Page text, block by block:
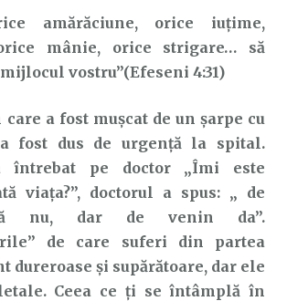
amărăciune, orice iuţime,
mânie, orice strigare… să
vostru”(Efeseni 4:31)
a fost mușcat de un șarpe cu
fost dus de urgență la spital.
întrebat pe doctor „Îmi este
viața?”, doctorul a spus: „ de
nu, dar de venin da”.
de care suferi din partea
dureroase și supărătoare, dar ele
Ceea ce ți se întâmplă în